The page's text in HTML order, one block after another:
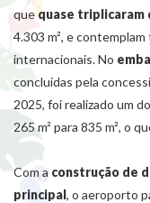
que quase triplicaram
4.303 m², e
internacionais. No
concluídas pela
2025, foi realizado um
265 m² para 835 m², o
Com a construção de
principal, o aeroporto